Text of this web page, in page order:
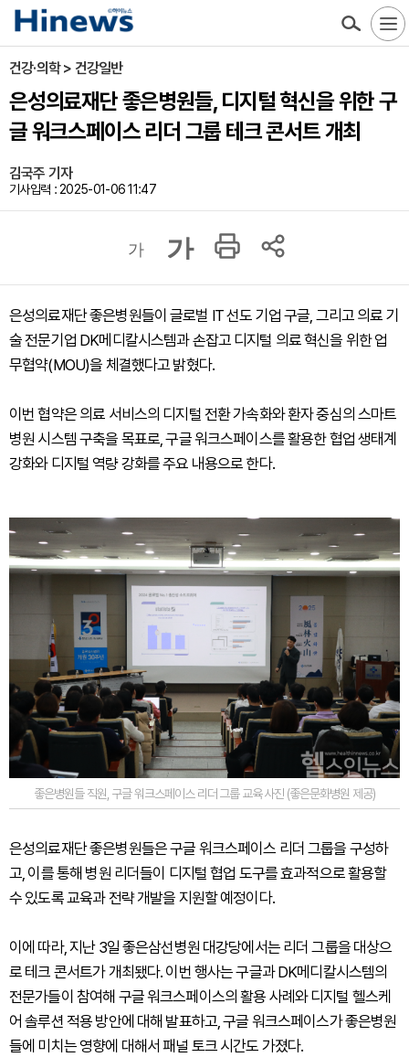
건강·의학 > 건강일반
은성의료재단 좋은병원들, 디지털 혁신을 위한 구
글 워크스페이스 리더 그룹 테크 콘서트 개최
김국주 기자
기사입력 : 2025-01-06 11:47
가 가
은성의료재단 좋은병원들이 글로벌 IT 선도 기업 구글, 그리고 의료 기
술 전문기업 DK메디칼시스템과 손잡고 디지털 의료 혁신을 위한 업
무협약(MOU)을 체결했다고 밝혔다.
이번 협약은 의료 서비스의 디지털 전환 가속화와 환자 중심의 스마트
병원 시스템 구축을 목표로, 구글 워크스페이스를 활용한 협업 생태계
강화와 디지털 역량 강화를 주요 내용으로 한다.
좋은병원들 직원, 구글 워크스페이스 리더 그룹 교육 사진 (좋은문화병원 제공)
은성의료재단 좋은병원들은 구글 워크스페이스 리더 그룹을 구성하
고, 이를 통해 병원 리더들이 디지털 협업 도구를 효과적으로 활용할
수 있도록 교육과 전략 개발을 지원할 예정이다.
이에 따라, 지난 3일 좋은삼선병원 대강당에서는 리더 그룹을 대상으
로 테크 콘서트가 개최됐다. 이번 행사는 구글과 DK메디칼시스템의
전문가들이 참여해 구글 워크스페이스의 활용 사례와 디지털 헬스케
어 솔루션 적용 방안에 대해 발표하고, 구글 워크스페이스가 좋은병원
들에 미치는 영향에 대해서 패널 토크 시간도 가졌다.